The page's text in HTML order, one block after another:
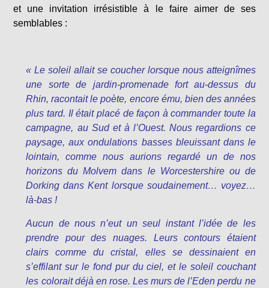
et une invitation irrésistible à le faire aimer de ses
semblables :
« Le soleil allait se coucher lorsque nous atteignîmes
une sorte de jardin-promenade fort au-dessus du
Rhin, racontait le poète, encore ému, bien des années
plus tard. Il était placé de façon à commander toute la
campagne, au Sud et à l’Ouest. Nous regardions ce
paysage, aux ondulations basses bleuissant dans le
lointain, comme nous aurions regardé un de nos
horizons du Molvem dans le Worcestershire ou de
Dorking dans Kent lorsque soudainement… voyez…
là-bas !
Aucun de nous n’eut un seul instant l’idée de les
prendre pour des nuages. Leurs contours étaient
clairs comme du cristal, elles se dessinaient en
s’effilant sur le fond pur du ciel, et le soleil couchant
les colorait déjà en rose. Les murs de l’Eden perdu ne